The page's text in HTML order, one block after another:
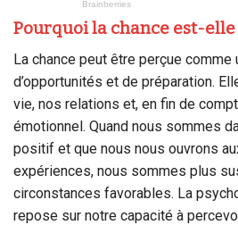
Pourquoi la chance est-
La chance peut être perçue comme
d’opportunités et de préparation.
vie, nos relations et, en fin de
émotionnel. Quand nous sommes
positif et que nous nous ouvrons
expériences, nous sommes plus
circonstances favorables. La
repose sur notre capacité à